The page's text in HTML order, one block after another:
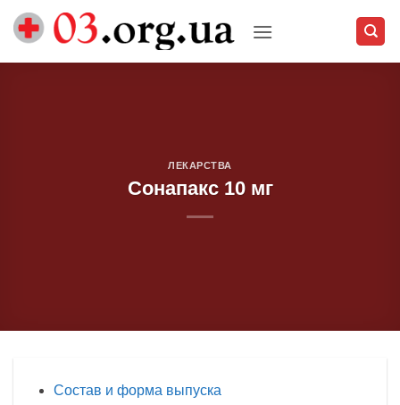
Skip
ЛЕКАРСТВА
Сонапакс 10 мг
Состав и форма выпуска